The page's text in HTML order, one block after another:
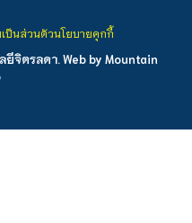
จิตรลดา. Web by Mountain
ป็นส่วนตัวนโยบายคุกกี้